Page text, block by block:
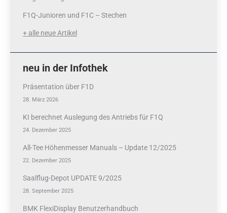
F1Q-Junioren und F1C – Stechen
+ alle neue Artikel
neu in der Infothek
Präsentation über F1D
28. März 2026
KI berechnet Auslegung des Antriebs für F1Q
24. Dezember 2025
All-Tee Höhenmesser Manuals – Update 12/2025
22. Dezember 2025
Saalflug-Depot UPDATE 9/2025
28. September 2025
BMK FlexiDisplay Benutzerhandbuch